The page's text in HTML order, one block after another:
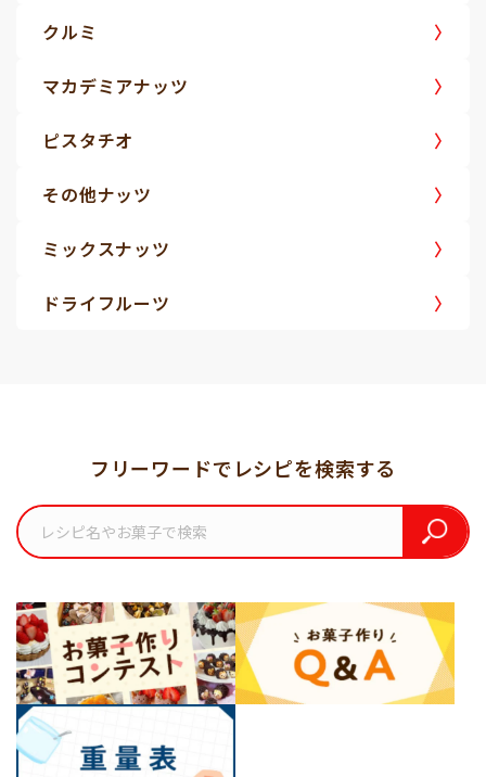
クルミ
マカデミアナッツ
ピスタチオ
その他ナッツ
ミックスナッツ
ドライフルーツ
フリーワードでレシピを検索する